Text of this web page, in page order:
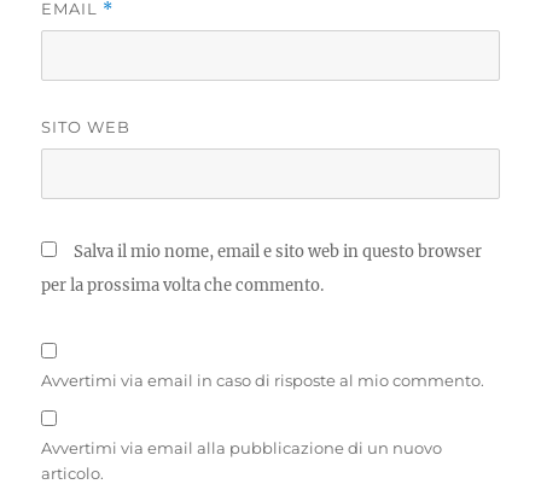
EMAIL *
SITO WEB
Salva il mio nome, email e sito web in questo browser
per la prossima volta che commento.
Avvertimi via email in caso di risposte al mio commento.
Avvertimi via email alla pubblicazione di un nuovo
articolo.